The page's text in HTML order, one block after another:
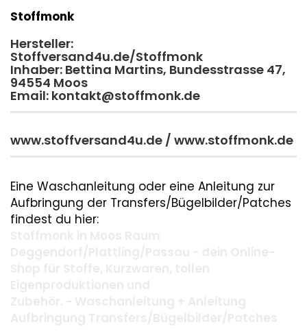
Stoffmonk
Hersteller:
Stoffversand4u.de/Stoffmonk
Inhaber: Bettina Martins, Bundesstrasse 47,
94554 Moos
Email: kontakt@stoffmonk.de
www.stoffversand4u.de / www.stoffmonk.de
Eine Waschanleitung oder eine Anleitung zur
Aufbringung der Transfers/Bügelbilder/Patches
findest du hier: